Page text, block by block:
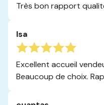
Très bon rapport
Isa
Excellent accueil
Beaucoup de choix.